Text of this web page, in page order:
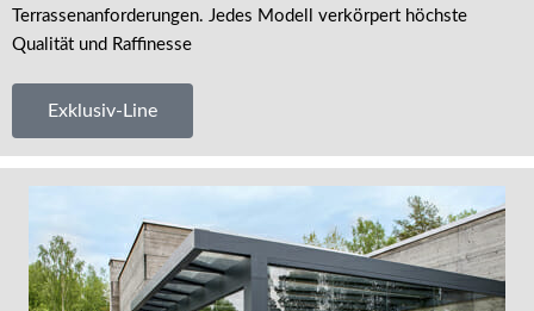
Terrassenanforderungen. Jedes Modell verkörpert höchste
Qualität und Raffinesse
Exklusiv-Line